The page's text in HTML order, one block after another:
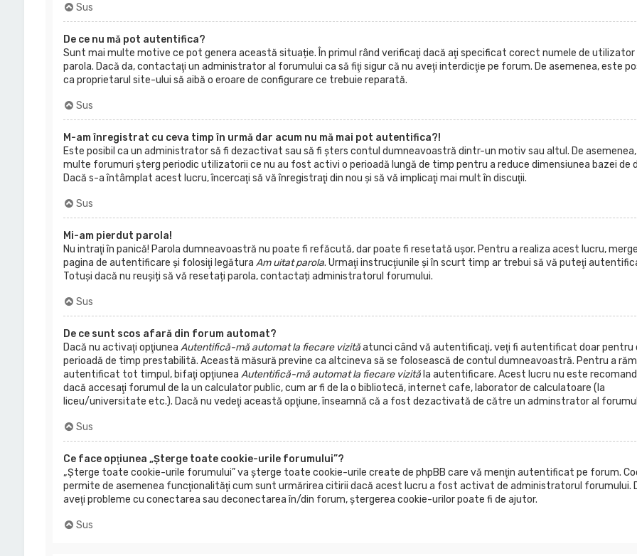
Sus
De ce nu mă pot autentifica?
Sunt mai multe motive ce pot genera această situație. În primul rând verificaţi dacă aţi specificat corect numele de utilizator
parola. Dacă da, contactaţi un administrator al forumului ca să fiţi sigur că nu aveţi interdicţie pe forum. De asemenea, este
ca proprietarul site-ului să aibă o eroare de configurare ce trebuie reparată.
Sus
M-am înregistrat cu ceva timp în urmă dar acum nu mă mai pot autentifica?!
Este posibil ca un administrator să fi dezactivat sau să fi şters contul dumneavoastră dintr-un motiv sau altul. De asemenea,
multe forumuri şterg periodic utilizatorii ce nu au fost activi o perioadă lungă de timp pentru a reduce dimensiunea bazei de
Dacă s-a întâmplat acest lucru, încercaţi să vă înregistraţi din nou şi să vă implicaţi mai mult în discuţii.
Sus
Mi-am pierdut parola!
Nu intraţi în panică! Parola dumneavoastră nu poate fi refăcută, dar poate fi resetată uşor. Pentru a realiza acest lucru,
pagina de autentificare şi folosiţi legătura Am uitat parola. Urmaţi instrucţiunile şi în scurt timp ar trebui să vă puteţi
Totuși dacă nu reușiți să vă resetați parola, contactați administratorul forumului.
Sus
De ce sunt scos afară din forum automat?
Dacă nu activaţi opţiunea Autentifică-mă automat la fiecare vizităatunci când vă autentificaţi, veţi fi autentificat doar pentru
perioadă de timp prestabilită. Această măsură previne ca altcineva să se folosească de contul dumneavoastră. Pentru a
autentificat tot timpul, bifaţi opţiunea Autentifică-mă automat la fiecare vizităla autentificare. Acest lucru nu este
dacă accesaţi forumul de la un calculator public, cum ar fi de la o bibliotecă, internet cafe, laborator de calculatoare (la
liceu/universitate etc.). Dacă nu vedeţi această opţiune, înseamnă că a fost dezactivată de către un adminstrator al
Sus
Ce face opţiunea „Şterge toate cookie-urile forumului”?
„Şterge toate cookie-urile forumului” va şterge toate cookie-urile create de phpBB care vă menţin autentificat pe forum.
permite de asemenea funcţionalităţi cum sunt urmărirea citirii dacă acest lucru a fost activat de administratorul forumului.
aveţi probleme cu conectarea sau deconectarea în/din forum, ştergerea cookie-urilor poate fi de ajutor.
Sus